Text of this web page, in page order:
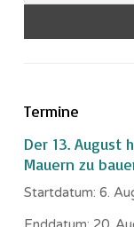
Termine
Der 13. August
Mauern zu
Startdatum: 6.